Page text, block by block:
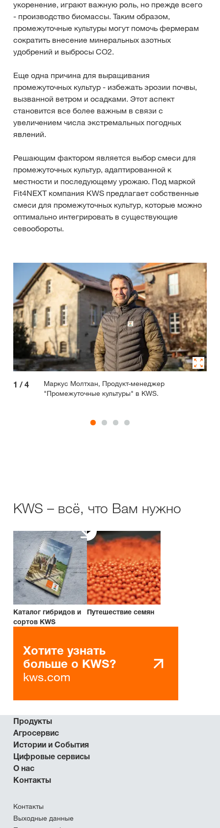
укоренение, играют важную роль, но прежде всего
- производство биомассы. Таким образом,
промежуточные культуры могут помочь фермерам
сократить внесение минеральных азотных
удобрений и выбросы CO2.
Еще одна причина для выращивания
промежуточных культур - избежать эрозии почвы,
вызванной ветром и осадками. Этот аспект
становится все более важным в связи с
увеличением числа экстремальных погодных
явлений.
Решающим фактором является выбор смеси для
промежуточных культур, адаптированной к
местности и последующему урожаю. Под маркой
Fit4NEXT компания KWS предлагает собственные
смеси для промежуточных культур, которые можно
оптимально интегрировать в существующие
севообороты.
1 / 4
Маркус Молтхан, Продукт-менеджер
"Промежуточные культуры" в KWS.
KWS – всё, что Вам нужно
Каталог гибридов и
сортов KWS
Путешествие семян
Хотите узнать
больше о KWS?
kws.com
Продукты
Агросервис
Истории и События
Цифровые сервисы
О нас
Контакты
Контакты
Выходные данные